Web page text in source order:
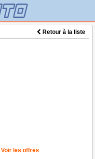
Retour à la liste
Voir les offres